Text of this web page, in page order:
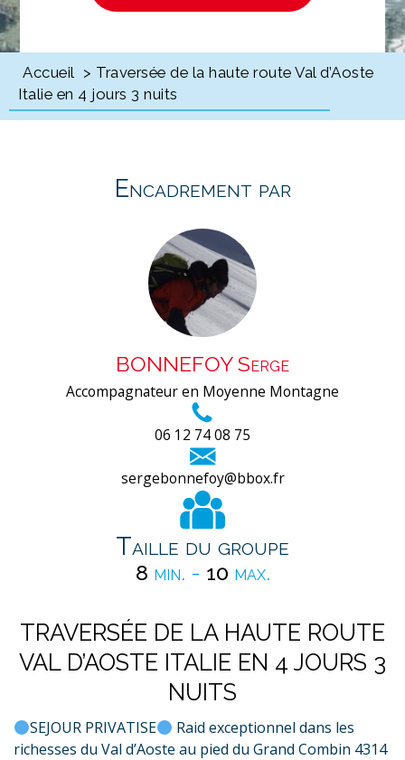
Accueil > Traversée de la haute route Val d’Aoste
Italie en 4 jours 3 nuits
Encadrement par
BONNEFOY Serge
Accompagnateur en Moyenne Montagne
06 12 74 08 75
sergebonnefoy@bbox.fr
Taille du groupe
8 min. - 10 max.
TRAVERSÉE DE LA HAUTE ROUTE
VAL D’AOSTE ITALIE EN 4 JOURS 3
NUITS
SEJOUR PRIVATISE
Raid exceptionnel dans les
richesses du Val d’Aoste au pied du Grand Combin 4314